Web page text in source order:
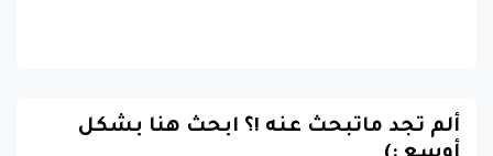
ألم تجد ماتبحث عنه !؟ ابحث هنا بشكل